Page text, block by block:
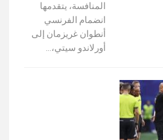
المنافسة، يتقدمها
انضمام الفرنسي
أنطوان غريزمان إلى
أورلاندو سيتي،…